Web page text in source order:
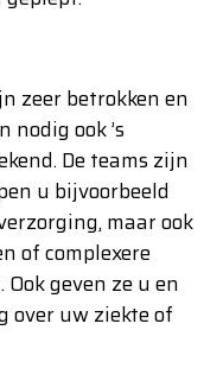
zeer betrokken en
ook ’s
De teams zijn
u bijvoorbeeld
maar ook
of complexere
geven ze u en
over uw ziekte of